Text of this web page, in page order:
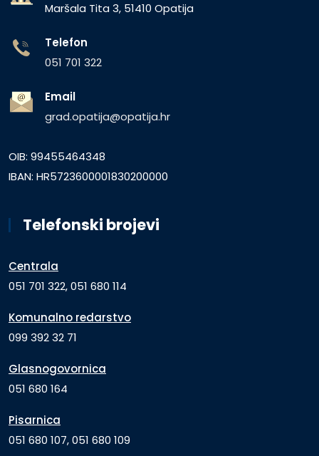
Maršala Tita 3, 51410 Opatija
Telefon
051 701 322
Email
grad.opatija@opatija.hr
OIB: 99455464348
IBAN: HR5723600001830200000
Telefonski brojevi
Centrala
051 701 322, 051 680 114
Komunalno redarstvo
099 392 32 71
Glasnogovornica
051 680 164
Pisarnica
051 680 107, 051 680 109